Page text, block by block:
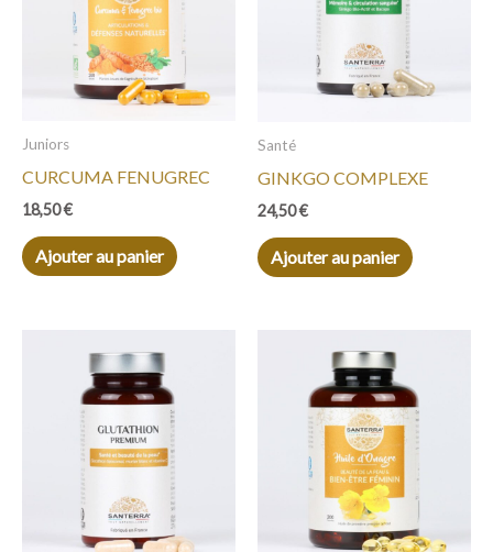
Juniors
CURCUMA FENUGREC
18,50€
Ajouter au panier
Santé
GINKGO COMPLEXE
24,50€
Ajouter au panier